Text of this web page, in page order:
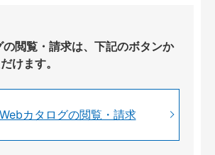
閲覧・請求は、下記のボタンか
けます。
Webカタログの閲覧・請求